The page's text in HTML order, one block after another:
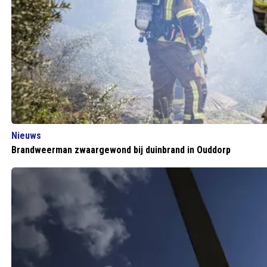
Nieuws
Brandweerman zwaargewond bij duinbrand in Ouddorp